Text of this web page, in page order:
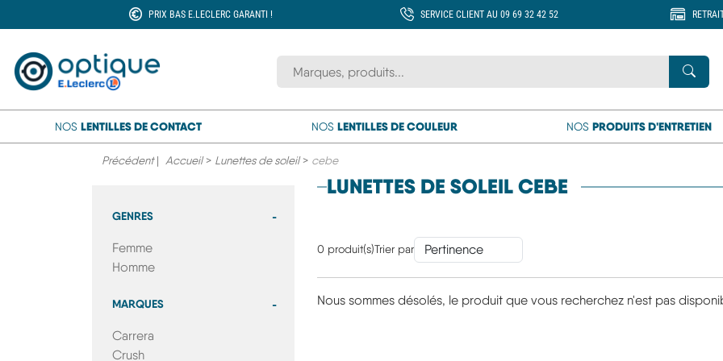
PRIX BAS E.LECLERC GARANTI ! SERVICE CLIENT AU 09 69 32 42 52
Rechercher une marque ou un produit
NOSLENTILLES DE CONTACT NOS LENTILLES DE COULEUR NOS PRODUITS D'ENTRETIEN
Précédent| Accueil > Lunettes de soleil > cebe
LUNETTES DE SOLEIL CEBE
0 produit(s)Trier par
GENRES
-
Femme
Homme
MARQUES
-
Carrera
Crush
Nous sommes désolés, le produit que vous recherchez n'est pas